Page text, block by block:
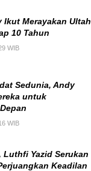
Ikut Merayakan Ultah
10 Tahun
WIB
Sedunia, Andy
untuk
WIB
Luthfi Yazid Serukan
Keadilan